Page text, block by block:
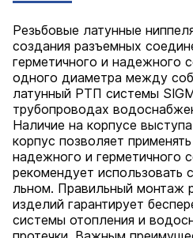
Резьбовые латунные
создания разъемных
герметичного и надежного
одного диаметра между
латунный РТП системы
трубопроводах
Наличие на корпусе
корпус позволяет
надежного и герметичного
рекомендует использовать
льном. Правильный монтаж
изделий гарантирует
системы отопления и